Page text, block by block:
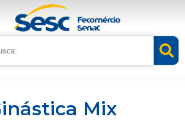
Serviços Ginástica Mix
Mix